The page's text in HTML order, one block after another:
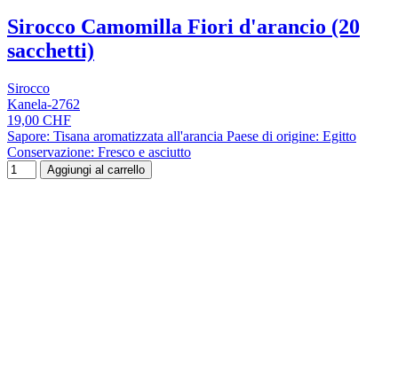
Sirocco Camomilla Fiori d'arancio (20
sacchetti)
Sirocco
Kanela-2762
19,00 CHF
Sapore: Tisana aromatizzata all'arancia Paese di origine: Egitto
Conservazione: Fresco e asciutto
Aggiungi al carrello